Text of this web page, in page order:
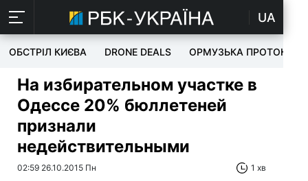
UA
ОБСТРІЛ КИЄВА DRONE DEALS ОРМУЗЬКА ПРОТОКА
На избирательном участке в
Одессе 20% бюллетеней
признали
недействительными
02:59 26.10.2015 Пн 1 хв